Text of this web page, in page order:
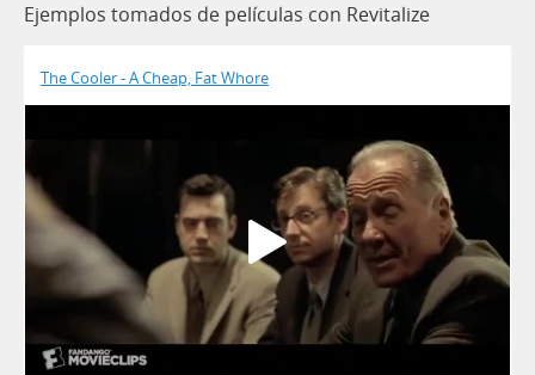
Ejemplos tomados de películas con Revitalize
The Cooler - A Cheap, Fat Whore